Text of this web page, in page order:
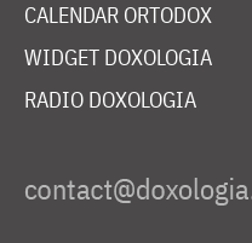
CALENDAR ORTODOX
WIDGET DOXOLOGIA
RADIO DOXOLOGIA